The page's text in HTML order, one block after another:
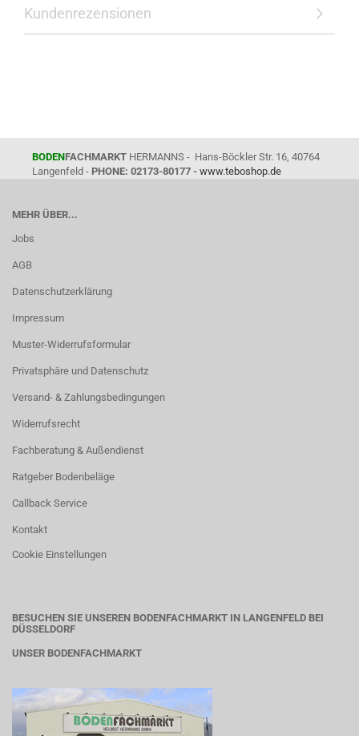
Kundenrezensionen
BODENFACHMARKT HERMANNS - Hans-Böckler Str. 16, 40764
Langenfeld - PHONE: 02173-80177 - www.teboshop.de
MEHR ÜBER...
Jobs
AGB
Datenschutzerklärung
Impressum
Muster-Widerrufsformular
Privatsphäre und Datenschutz
Versand- & Zahlungsbedingungen
Widerrufsrecht
Fachberatung & Außendienst
Ratgeber Bodenbeläge
Callback Service
Kontakt
Cookie Einstellungen
BESUCHEN SIE UNSEREN BODENFACHMARKT IN LANGENFELD BEI
DÜSSELDORF
UNSER BODENFACHMARKT